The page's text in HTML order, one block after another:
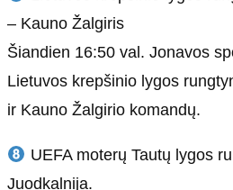
– Kauno Žalgiris
Šiandien 16:50 val. Jonavos
Lietuvos krepšinio lygos
ir Kauno Žalgirio komandų.
UEFA moterų Tautų lygos
Juodkalnija.